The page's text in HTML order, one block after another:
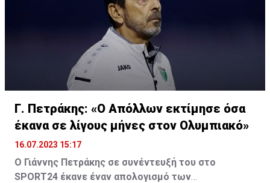
Γ. Πετράκης: «Ο Απόλλων εκτίμησε όσα
έκανα σε λίγους μήνες στον Ολυμπιακό»
16.07.2023 15:17
Ο Γιάννης Πετράκης σε συνέντευξή του στο
SPORT24 έκανε έναν απολογισμό των